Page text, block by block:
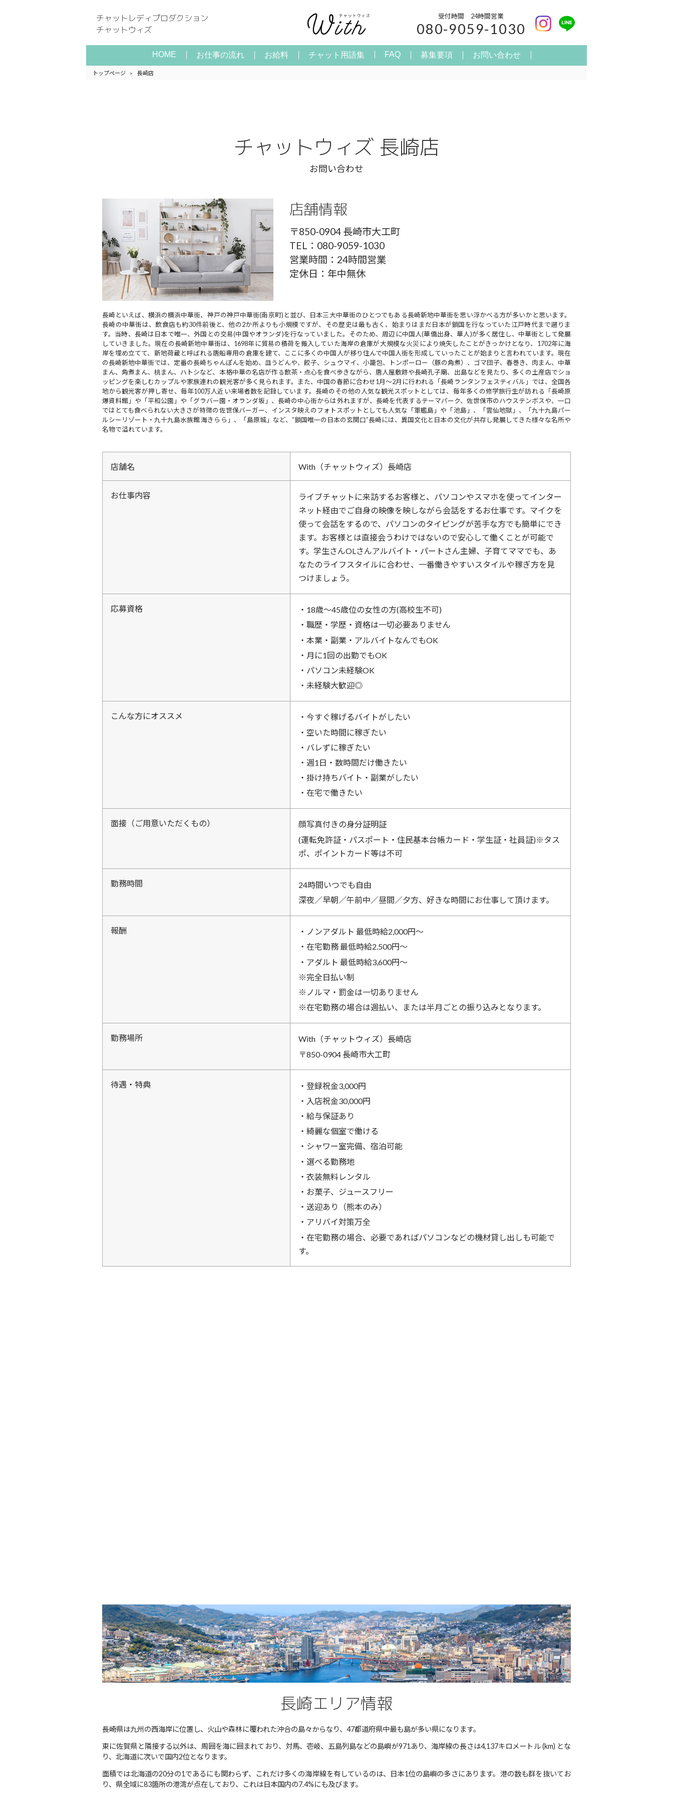
チャットレディプロダクション
チャットウィズ
受付時間 24時間営業
080-9059-1030
HOME お仕事の流れ お給料 チャット用語集 FAQ 募集要項 お問い合わせ
トップページ > 長崎店
チャットウィズ 長崎店
お問い合わせ
店舗情報
〒850-0904 長崎市大工町
TEL： 080-9059-1030
営業時間：24時間営業
定休日：年中無休
長崎といえば、横浜の横浜中華街、神戸の神戸中華街(南京町)と並び、日本三大中華街のひとつでもある長崎新地中華街を思い浮かべる方が多いかと思います。
長崎の中華街は、飲食店も約30件前後と、他の2か所よりも小規模ですが、その歴史は最も古く、始まりはまだ日本が鎖国を行なっていた江戸時代まで遡りま
す。当時、長崎は日本で唯一、外国との交易(中国やオランダ)を行なっていました。そのため、周辺に中国人(華僑出身、華人)が多く居住し、中華街として発展
していきました。現在の長崎新地中華街は、1698年に貿易の積荷を搬入していた海岸の倉庫が大規模な火災により焼失したことがきっかけとなり、1702年に海
岸を埋め立てて、新地荷蔵と呼ばれる唐船専用の倉庫を建て、ここに多くの中国人が移り住んで中国人街を形成していったことが始まりと言われています。現在
の長崎新地中華街では、定番の長崎ちゃんぽんを始め、皿うどんや、餃子、シュウマイ、小籠包、トンポーロー（豚の角煮）、ゴマ団子、春巻き、肉まん、中華
まん、角煮まん、桃まん、ハトシなど、本格中華の名店が作る飲茶・点心を食べ歩きながら、唐人屋敷跡や長崎孔子廟、出島などを見たり、多くの土産店でショ
ッピングを楽しむカップルや家族連れの観光客が多く見られます。また、中国の春節に合わせ1月〜2月に行われる「長崎ランタンフェスティバル」では、全国各
地から観光客が押し寄せ、毎年100万人近い来場者数を記録しています。長崎のその他の人気な観光スポットとしては、毎年多くの修学旅行生が訪れる「長崎原
爆資料館」や「平和公園」や「グラバー園・オランダ坂」、長崎の中心街からは外れますが、長崎を代表するテーマパーク、佐世保市のハウステンボスや、一口
ではとても食べられない大きさが特徴の佐世保バーガー、インスタ映えのフォトスポットとしても人気な「軍艦島」や「池島」、「雲仙地獄」、「九十九島パー
ルシーリゾート・九十九島水族館 海きらら」、「島原城」など、”鎖国唯一の日本の玄関口”長崎には、異国文化と日本の文化が共存し発展してきた様々な名所や
名物で溢れています。
店舗名 With（チャットウィズ）長崎店
お仕事内容
ライブチャットに来訪するお客様と、パソコンやスマホを使ってインター
ネット経由でご自身の映像を映しながら会話をするお仕事です。マイクを
使って会話をするので、パソコンのタイピングが苦手な方でも簡単にでき
ます。お客様とは直接会うわけではないので安心して働くことが可能で
す。学生さんOLさんアルバイト・パートさん主婦、子育てママでも、あ
なたのライフスタイルに合わせ、一番働きやすいスタイルや稼ぎ方を見
つけましょう。
応募資格
・18歳～45歳位の女性の方(高校生不可)
・職歴・学歴・資格は一切必要ありません
・本業・副業・アルバイトなんでもOK
・月に1回の出勤でもOK
・パソコン未経験OK
・未経験大歓迎◎
こんな方にオススメ
・今すぐ稼げるバイトがしたい
・空いた時間に稼ぎたい
・バレずに稼ぎたい
・週1日・数時間だけ働きたい
・掛け持ちバイト・副業がしたい
・在宅で働きたい
面接（ご用意いただくもの）
顔写真付きの身分証明証
(運転免許証・パスポート・住民基本台帳カード・学生証・社員証)※タス
ポ、ポイントカード等は不可
勤務時間
24時間いつでも自由
深夜／早朝／午前中／昼間／夕方、好きな時間にお仕事して頂けます。
報酬
・ノンアダルト 最低時給2,000円〜
・在宅勤務 最低時給2.500円〜
・アダルト 最低時給3,600円〜
※完全日払い制
※ノルマ・罰金は一切ありません
※在宅勤務の場合は週払い、または半月ごとの振り込みとなります。
勤務場所
With（チャットウィズ）長崎店
〒850-0904 長崎市大工町
待遇・特典
・登録祝金3,000円
・入店祝金30,000円
・給与保証あり
・綺麗な個室で働ける
・シャワー室完備、宿泊可能
・選べる勤務地
・衣装無料レンタル
・お菓子、ジュースフリー
・送迎あり（熊本のみ）
・アリバイ対策万全
・在宅勤務の場合、必要であればパソコンなどの機材貸し出しも可能で
す。
長崎エリア情報
長崎県は九州の西海岸に位置し、火山や森林に覆われた沖合の島々からなり、47都道府県中最も島が多い県になります。
東に佐賀県と隣接する以外は、周囲を海に囲まれており、対馬、壱岐、五島列島などの島嶼が971あり、海岸線の長さは4,137キロメートル (km) とな
り、北海道に次いで国内2位となります。
面積では北海道の20分の1であるにも関わらず、これだけ多くの海岸線を有しているのは、日本1位の島嶼の多さにあります。港の数も群を抜いてお
り、県全域に83箇所の港湾が点在しており、これは日本国内の7.4%にも及びます。